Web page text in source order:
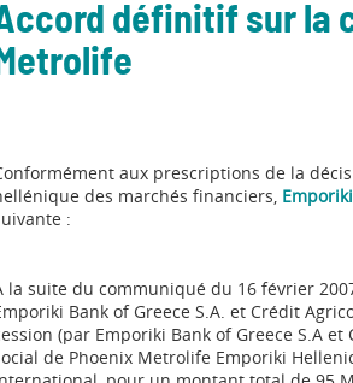
définitif sur la
Metrolife
aux prescriptions de la
des marchés financiers,
:
la suite du communiqué du 16 février
Bank of Greece S.A. et Crédit
(par Emporiki Bank of Greece S.A
de Phoenix Metrolife Emporiki